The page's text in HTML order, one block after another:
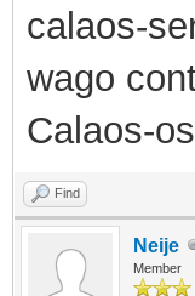
calaos-
wago
Calaos-
Find
Neije
Member